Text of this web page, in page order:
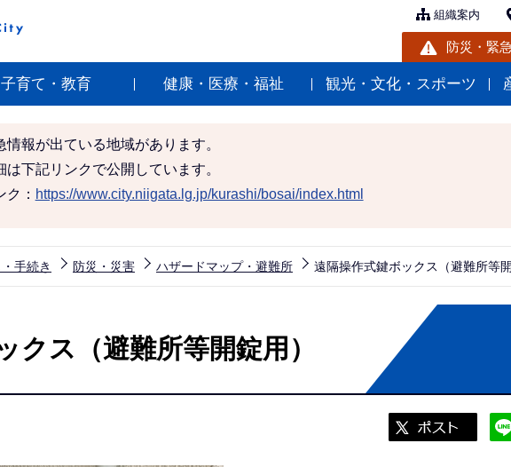
組織案内
防災・緊
子育て・教育 健康・医療・福祉 観光・文化・スポーツ
情報が出ている地域があります。
は下記リンクで公開しています。
ク： https://www.city.niigata.lg.jp/kurashi/bosai/index.html
手続き 防災・災害 ハザードマップ・避難所 遠隔操作式鍵ボックス（避難所等開
クス（避難所等開錠用）